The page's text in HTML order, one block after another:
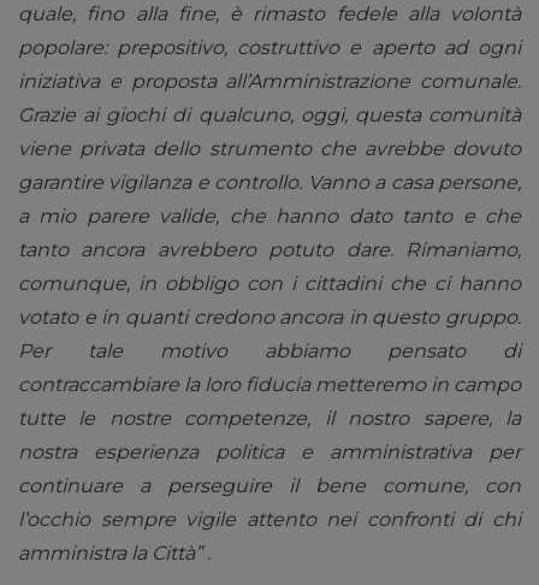
quale, fino alla fine, è rimasto fedele alla volontà
popolare: prepositivo, costruttivo e aperto ad ogni
iniziativa e proposta all’Amministrazione comunale.
Grazie ai giochi di qualcuno, oggi, questa comunità
viene privata dello strumento che avrebbe dovuto
garantire vigilanza e controllo. Vanno a casa persone,
a mio parere valide, che hanno dato tanto e che
tanto ancora avrebbero potuto dare. Rimaniamo,
comunque, in obbligo con i cittadini che ci hanno
votato e in quanti credono ancora in questo gruppo.
Per tale motivo abbiamo pensato di
contraccambiare la loro fiducia metteremo in campo
tutte le nostre competenze, il nostro sapere, la
nostra esperienza politica e amministrativa per
continuare a perseguire il bene comune, con
l’occhio sempre vigile attento nei confronti di chi
amministra la Città” .